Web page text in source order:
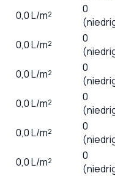
0,0L/m²
0
0,0L/m²
0
0,0L/m²
0
0,0L/m²
0
0,0L/m²
0
0,0L/m²
0